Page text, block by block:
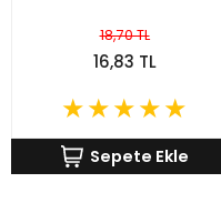
18,70 TL
16,83 TL
Sepete Ekle